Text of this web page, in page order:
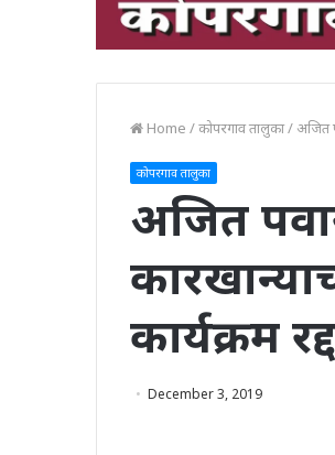
Home /कोपरगाव तालुका/ अजित
कोपरगाव तालुका
अजित
कार्यक्रम
December 3, 2019